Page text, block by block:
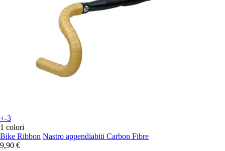
+-3
1 colori
Bike Ribbon Nastro appendiabiti Carbon Fibre
9,90 €